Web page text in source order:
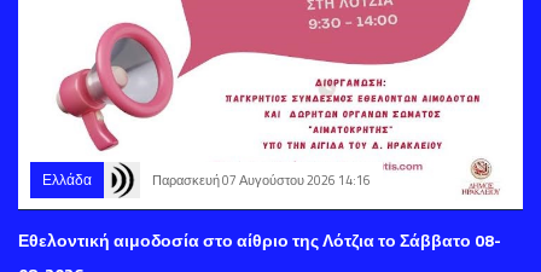
Ελλάδα Παρασκευή 07 Αυγούστου 2026 14:16
Εθελοντική αιμοδοσία στο αίθριο της Λότζια το Σάββατο 08-